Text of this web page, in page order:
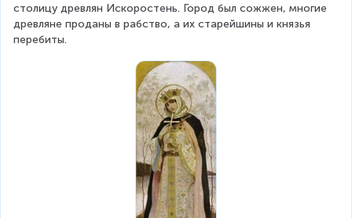
столицу древлян Искоростень. Город был сожжен, многие
древляне проданы в рабство, а их старейшины и князья
перебиты.